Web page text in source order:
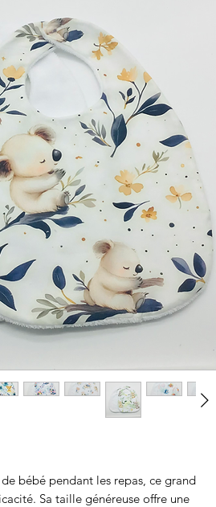
bébé pendant les repas, ce grand
Sa taille généreuse offre une